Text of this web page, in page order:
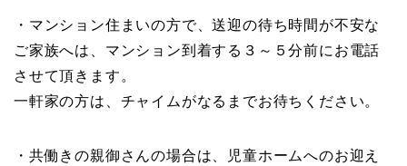
・マンション住まいの方で、送迎の待ち時間が不安な
ご家族へは、マンション到着する３～５分前にお電話
させて頂きます。
一軒家の方は、チャイムがなるまでお待ちください。
・共働きの親御さんの場合は、児童ホームへのお迎え